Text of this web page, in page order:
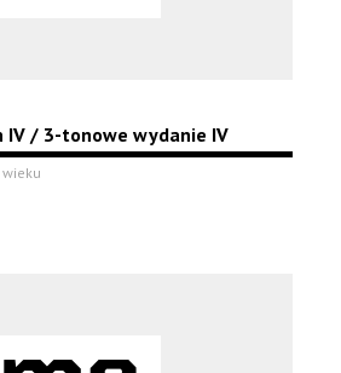
IV / 3-tonowe wydanie IV
wieku